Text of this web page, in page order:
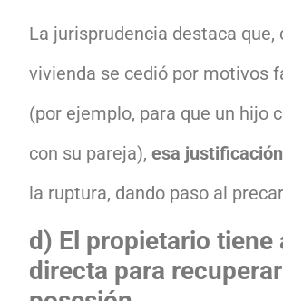
La jurisprudencia destaca que,
vivienda se cedió por motivos
(por ejemplo, para que un hijo
con su pareja),esa
la ruptura, dando paso al
d) El propietario tiene
directa para